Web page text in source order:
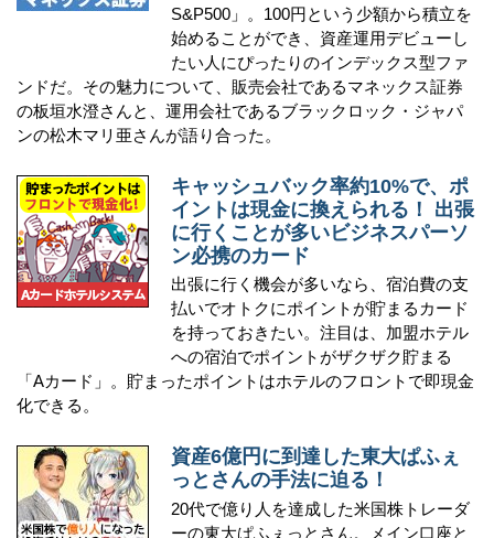
S&P500」。100円という少額から積立を
始めることができ、資産運用デビューし
たい人にぴったりのインデックス型ファ
ンドだ。その魅力について、販売会社であるマネックス証券
の板垣水澄さんと、運用会社であるブラックロック・ジャパ
ンの松木マリ亜さんが語り合った。
キャッシュバック率約10%で、ポ
イントは現金に換えられる！ 出張
に行くことが多いビジネスパーソ
ン必携のカード
出張に行く機会が多いなら、宿泊費の支
払いでオトクにポイントが貯まるカード
を持っておきたい。注目は、加盟ホテル
への宿泊でポイントがザクザク貯まる
「Aカード」。貯まったポイントはホテルのフロントで即現金
化できる。
資産6億円に到達した東大ぱふぇ
っとさんの手法に迫る！
20代で億り人を達成した米国株トレーダ
ーの東大ぱふぇっとさん。メイン口座と